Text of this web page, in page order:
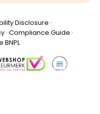
Disclosure ·
· Compliance Guide ·